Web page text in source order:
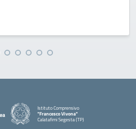
Istituto Comprensivo
"Francesco Vivona"
Calatafimi Segesta (TP)
— Visita la pagina iniziale della scuola